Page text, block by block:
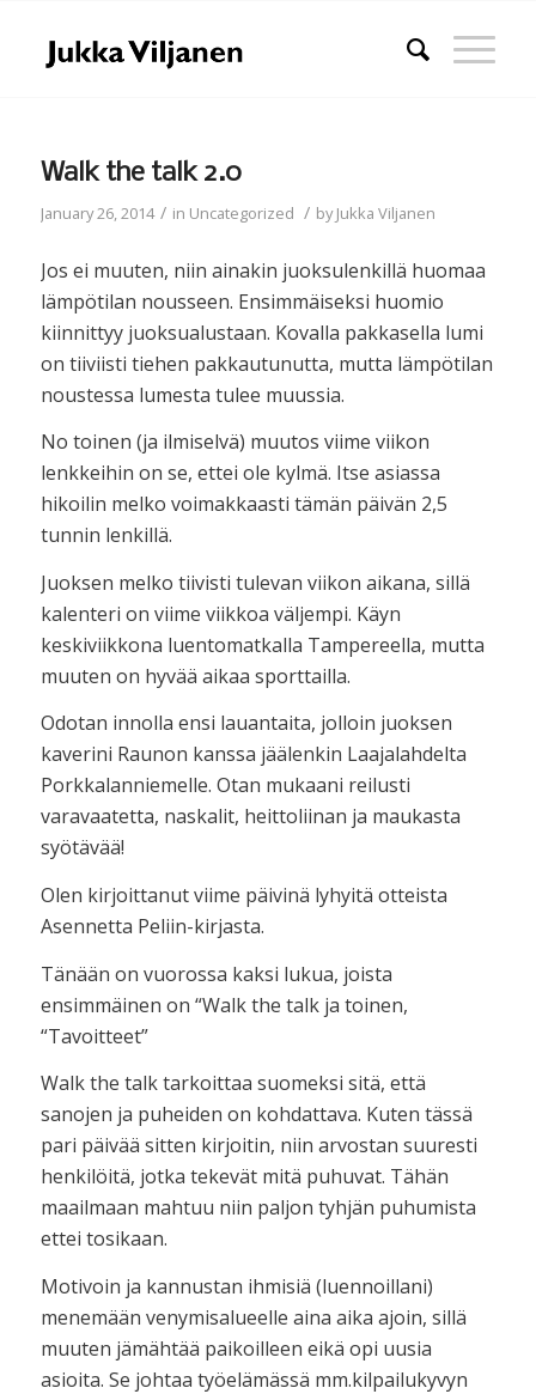
Walk the talk 2.0
January 26, 2014 / in Uncategorized / byJukka Viljanen
Jos ei muuten, niin ainakin juoksulenkillä huomaa
lämpötilan nousseen. Ensimmäiseksi huomio
kiinnittyy juoksualustaan. Kovalla pakkasella lumi
on tiiviisti tiehen pakkautunutta, mutta lämpötilan
noustessa lumesta tulee muussia.
No toinen (ja ilmiselvä) muutos viime viikon
lenkkeihin on se, ettei ole kylmä. Itse asiassa
hikoilin melko voimakkaasti tämän päivän 2,5
tunnin lenkillä.
Juoksen melko tiivisti tulevan viikon aikana, sillä
kalenteri on viime viikkoa väljempi. Käyn
keskiviikkona luentomatkalla Tampereella, mutta
muuten on hyvää aikaa sporttailla.
Odotan innolla ensi lauantaita, jolloin juoksen
kaverini Raunon kanssa jäälenkin Laajalahdelta
Porkkalanniemelle. Otan mukaani reilusti
varavaatetta, naskalit, heittoliinan ja maukasta
syötävää!
Olen kirjoittanut viime päivinä lyhyitä otteista
Asennetta Peliin-kirjasta.
Tänään on vuorossa kaksi lukua, joista
ensimmäinen on “Walk the talk ja toinen,
“Tavoitteet”
Walk the talk tarkoittaa suomeksi sitä, että
sanojen ja puheiden on kohdattava. Kuten tässä
pari päivää sitten kirjoitin, niin arvostan suuresti
henkilöitä, jotka tekevät mitä puhuvat. Tähän
maailmaan mahtuu niin paljon tyhjän puhumista
ettei tosikaan.
Motivoin ja kannustan ihmisiä (luennoillani)
menemään venymisalueelle aina aika ajoin, sillä
muuten jämähtää paikoilleen eikä opi uusia
asioita. Se johtaa työelämässä mm.kilpailukyvyn